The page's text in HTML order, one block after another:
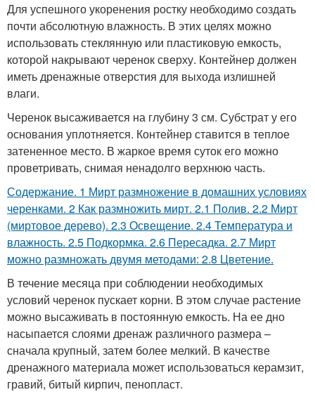
Для успешного укоренения ростку необходимо создать
почти абсолютную влажность. В этих целях можно
использовать стеклянную или пластиковую емкость,
которой накрывают черенок сверху. Контейнер должен
иметь дренажные отверстия для выхода излишней
влаги.
Черенок высаживается на глубину 3 см. Субстрат у его
основания уплотняется. Контейнер ставится в теплое
затененное место. В жаркое время суток его можно
проветривать, снимая ненадолго верхнюю часть.
Содержание. 1 Мирт размножение в домашних условиях
черенками. 2 Как размножить мирт. 2.1 Полив. 2.2 Мирт
(миртовое дерево). 2.3 Освещение. 2.4 Температура и
влажность. 2.5 Подкормка. 2.6 Пересадка. 2.7 Мирт
можно размножать двумя методами: 2.8 Цветение.
В течение месяца при соблюдении необходимых
условий черенок пускает корни. В этом случае растение
можно высаживать в постоянную емкость. На ее дно
насыпается слоями дренаж различного размера –
сначала крупный, затем более мелкий. В качестве
дренажного материала может использоваться керамзит,
гравий, битый кирпич, пенопласт.